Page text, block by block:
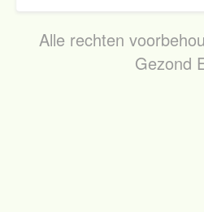
Alle rechten
Gezond